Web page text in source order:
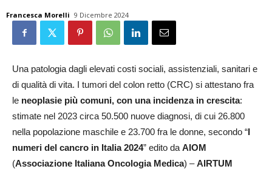
Francesca Morelli 9 Dicembre 2024
Una patologia dagli elevati costi sociali, assistenziali, sanitari e
di qualità di vita. I tumori del colon retto (CRC) si attestano fra
le neoplasie più comuni, con una incidenza in crescita:
stimate nel 2023 circa 50.500 nuove diagnosi, di cui 26.800
nella popolazione maschile e 23.700 fra le donne, secondo “I
numeri del cancro in Italia 2024” edito da AIOM
(Associazione Italiana Oncologia Medica) –AIRTUM